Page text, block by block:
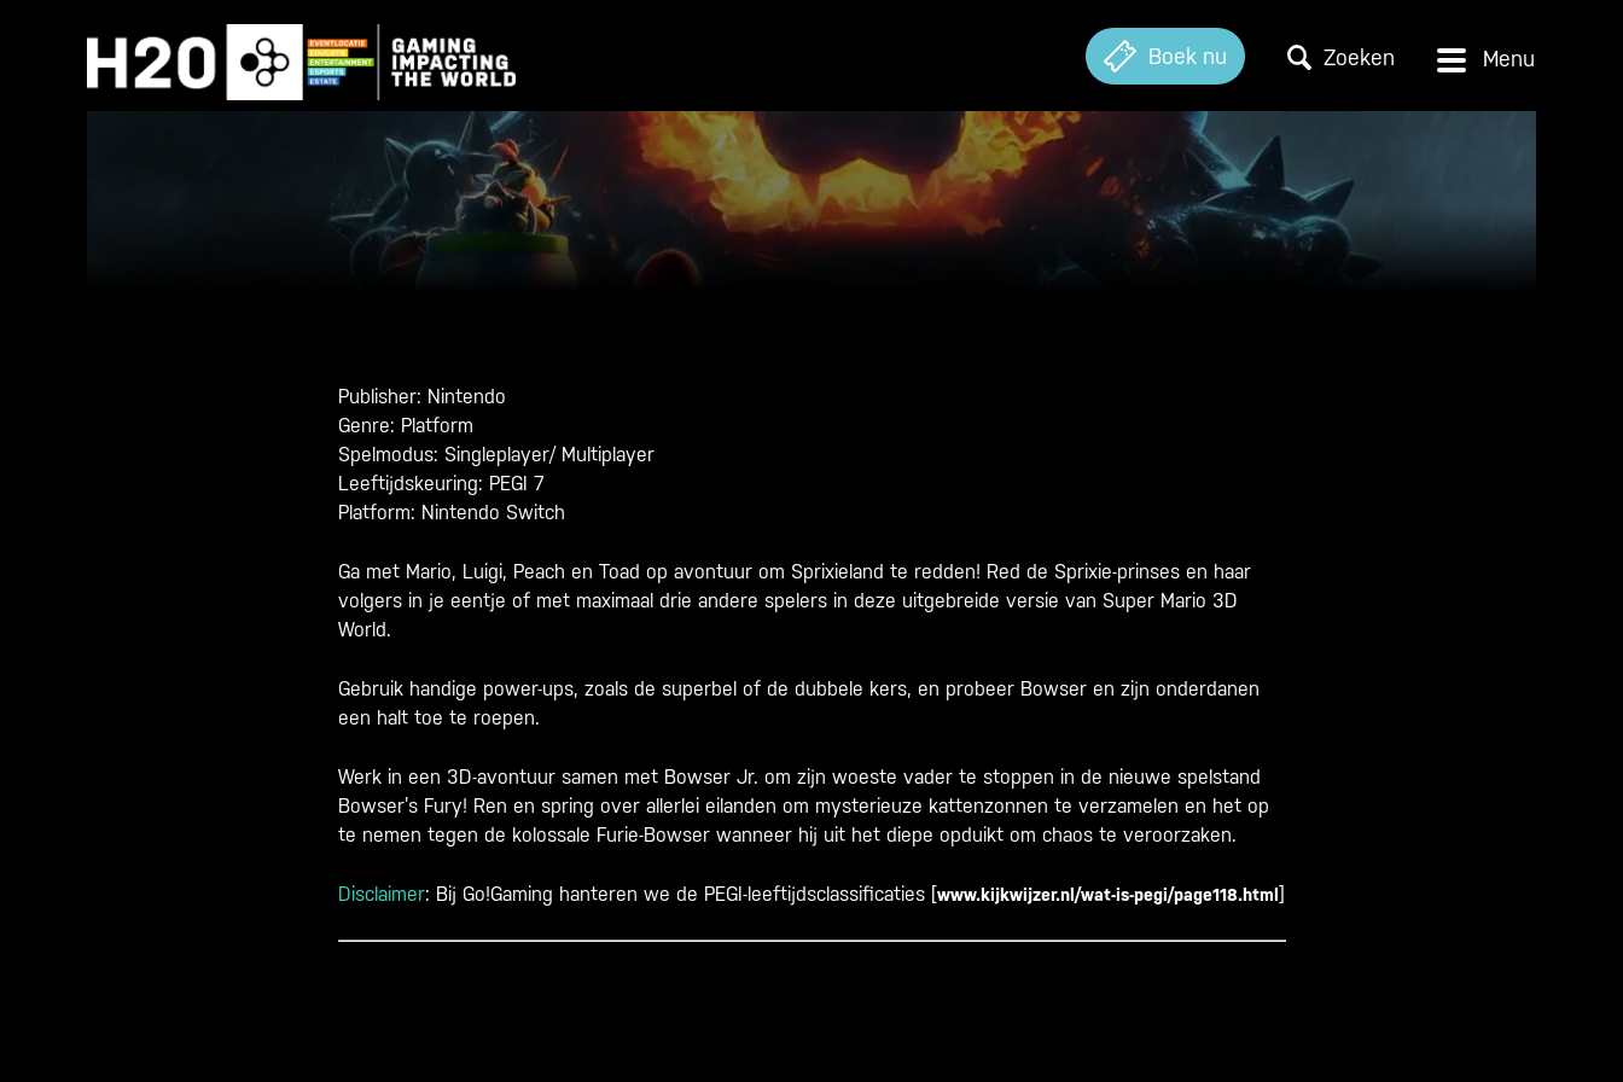
Boek nu Zoeken
Publisher: Nintendo
Genre: Platform
Spelmodus: Singleplayer/ Multiplayer
Leeftijdskeuring: PEGI 7
Platform: Nintendo Switch
Ga met Mario, Luigi, Peach en Toad op avontuur om Sprixieland te redden! Red de Sprixie-prinses en haar
volgers in je eentje of met maximaal drie andere spelers in deze uitgebreide versie van Super Mario 3D
World.
Gebruik handige power-ups, zoals de superbel of de dubbele kers, en probeer Bowser en zijn onderdanen
een halt toe te roepen.
Werk in een 3D-avontuur samen met Bowser Jr. om zijn woeste vader te stoppen in de nieuwe spelstand
Bowser’s Fury! Ren en spring over allerlei eilanden om mysterieuze kattenzonnen te verzamelen en het op
te nemen tegen de kolossale Furie-Bowser wanneer hij uit het diepe opduikt om chaos te veroorzaken.
Disclaimer: Bij Go!Gaming hanteren we de PEGI-leeftijdsclassificaties [www.kijkwijzer.nl/wat-is-pegi/page118.html ]